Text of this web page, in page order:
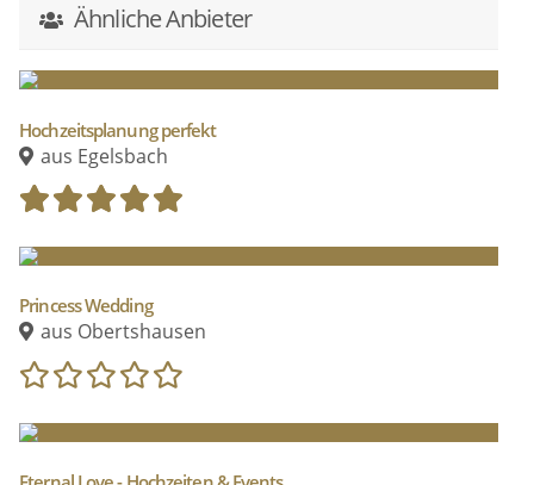
Ähnliche Anbieter
Hochzeitsplanung perfekt
aus Egelsbach
Princess Wedding
aus Obertshausen